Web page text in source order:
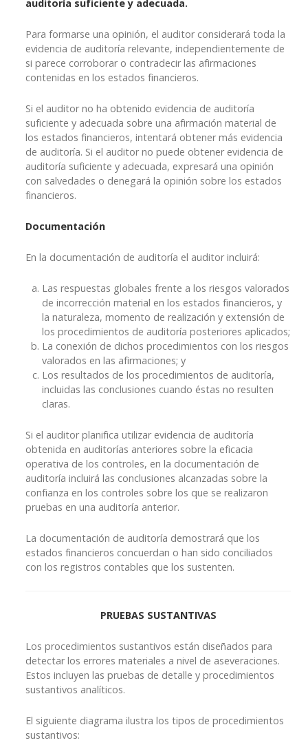
auditoría suficiente y adecuada.
Para formarse una opinión, el auditor considerará toda la
evidencia de auditoría relevante, independientemente de
si parece corroborar o contradecir las afirmaciones
contenidas en los estados financieros.
Si el auditor no ha obtenido evidencia de auditoría
suficiente y adecuada sobre una afirmación material de
los estados financieros, intentará obtener más evidencia
de auditoría. Si el auditor no puede obtener evidencia de
auditoría suficiente y adecuada, expresará una opinión
con salvedades o denegará la opinión sobre los estados
financieros.
Documentación
En la documentación de auditoría el auditor incluirá:
Las respuestas globales frente a los riesgos valorados
de incorrección material en los estados financieros, y
la naturaleza, momento de realización y extensión de
los procedimientos de auditoría posteriores aplicados;
La conexión de dichos procedimientos con los riesgos
valorados en las afirmaciones; y
Los resultados de los procedimientos de auditoría,
incluidas las conclusiones cuando éstas no resulten
claras.
Si el auditor planifica utilizar evidencia de auditoría
obtenida en auditorías anteriores sobre la eficacia
operativa de los controles, en la documentación de
auditoría incluirá las conclusiones alcanzadas sobre la
confianza en los controles sobre los que se realizaron
pruebas en una auditoría anterior.
La documentación de auditoría demostrará que los
estados financieros concuerdan o han sido conciliados
con los registros contables que los sustenten.
PRUEBAS SUSTANTIVAS
Los procedimientos sustantivos están diseñados para
detectar los errores materiales a nivel de aseveraciones.
Estos incluyen las pruebas de detalle y procedimientos
sustantivos analíticos.
El siguiente diagrama ilustra los tipos de procedimientos
sustantivos: